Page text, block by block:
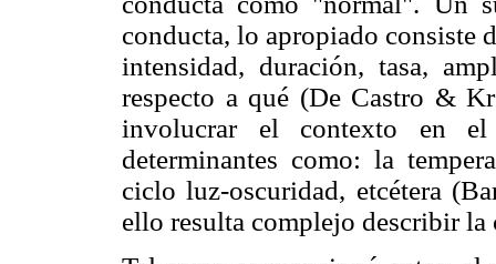
conducta, lo apropiado consiste
intensidad, duración, tasa,
respecto a qué (De Castro &
involucrar el contexto en
determinantes como: la
ciclo luz-oscuridad, etcétera
ello resulta complejo describir la